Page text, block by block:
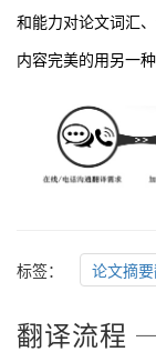
和能力对论文词汇
内容完美的用另一
标签： 论文摘
翻译流程